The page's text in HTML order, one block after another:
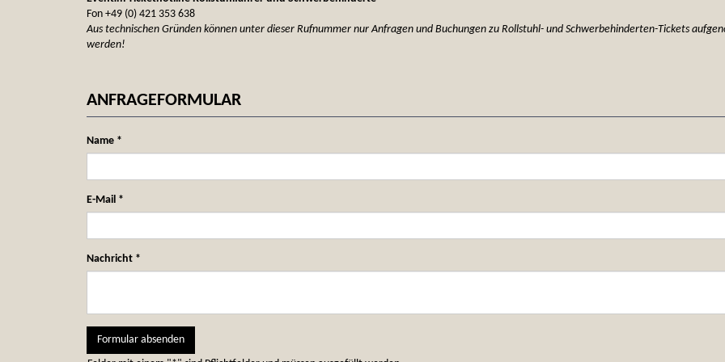
Fon +49 (0) 421 353 638
Aus technischen Gründen können unter dieser Rufnummer nur Anfragen und Buchungen zu Rollstuhl- und Schwerbehinderten-Tickets
werden!
ANFRAGEFORMULAR
Name *
E-Mail *
Nachricht *
Formular absenden